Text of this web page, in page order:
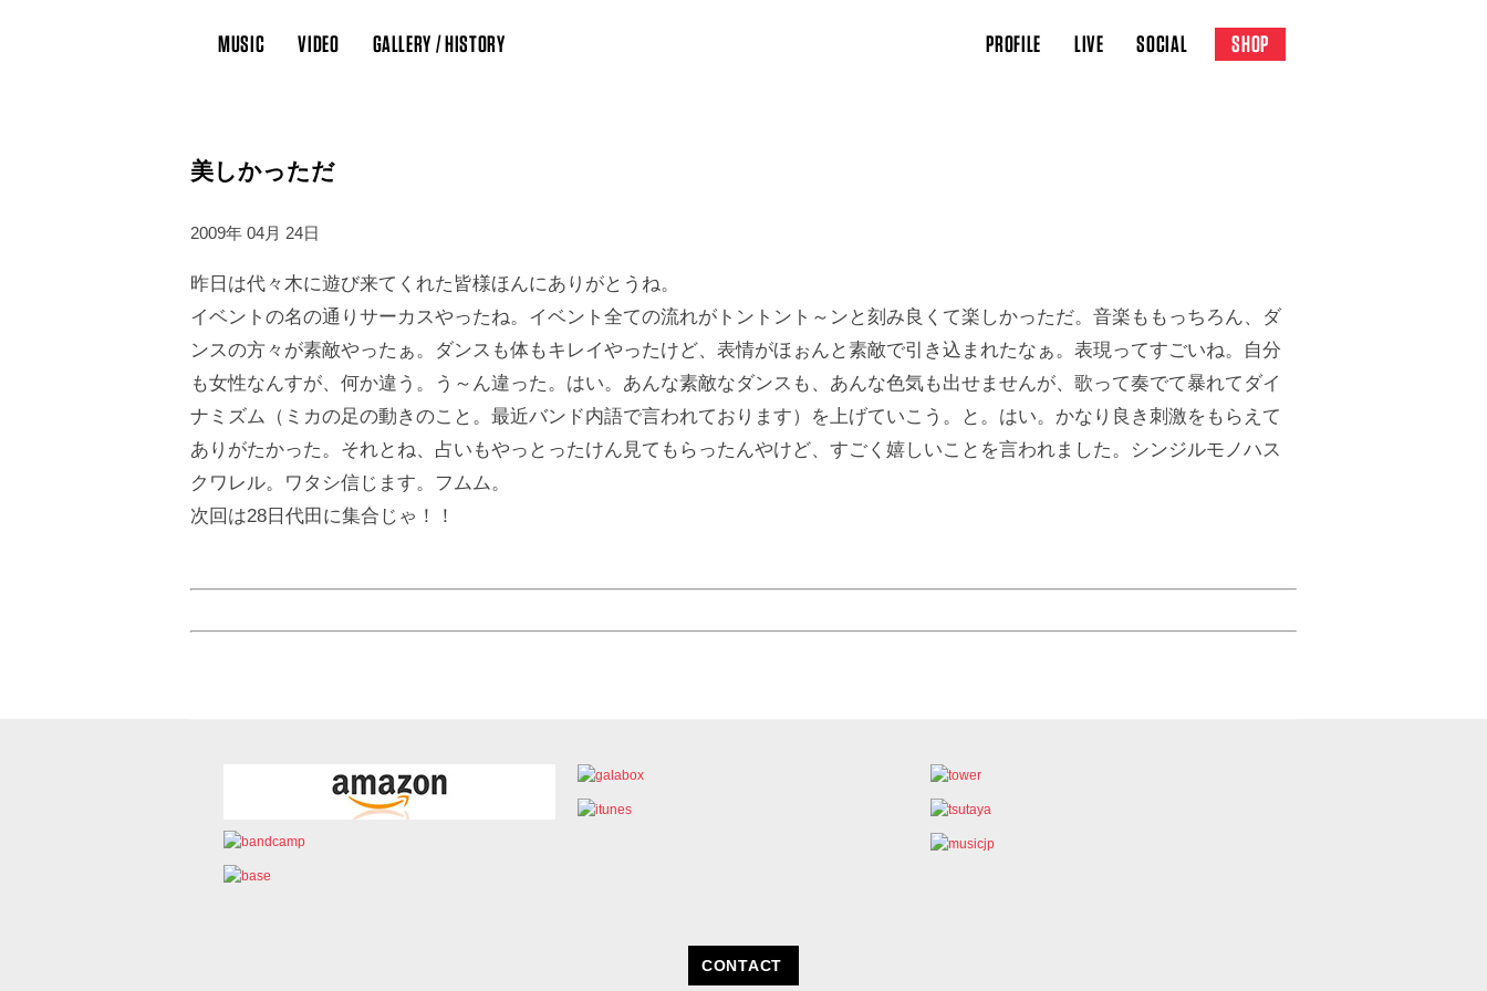
MUSIC VIDEO GALLERY / HISTORY PROFILE LIVE SOCIAL SHOP
美しかっただ
2009年 04月 24日
昨日は代々木に遊び来てくれた皆様ほんにありがとうね。
イベントの名の通りサーカスやったね。イベント全ての流れがトントント～ンと刻み良くて楽しかっただ。音楽ももっちろん、ダ
ンスの方々が素敵やったぁ。ダンスも体もキレイやったけど、表情がほぉんと素敵で引き込まれたなぁ。表現ってすごいね。自分
も女性なんすが、何か違う。う～ん違った。はい。あんな素敵なダンスも、あんな色気も出せませんが、歌って奏でて暴れてダイ
ナミズム（ミカの足の動きのこと。最近バンド内語で言われております）を上げていこう。と。はい。かなり良き刺激をもらえて
ありがたかった。それとね、占いもやっとったけん見てもらったんやけど、すごく嬉しいことを言われました。シンジルモノハス
クワレル。ワタシ信じます。フムム。
次回は28日代田に集合じゃ！！
CONTACT